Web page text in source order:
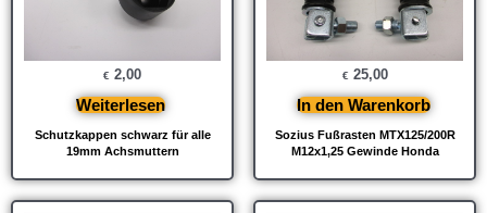
Schutzkappen schwarz für alle
19mm Achsmuttern
€ 2,00
Weiterlesen
Sozius Fußrasten MTX125/200R
M12x1,25 Gewinde Honda
€ 25,00
In den Warenkorb